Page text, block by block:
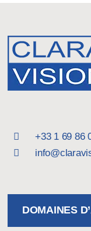
+33 1 69 86
DOMAINES